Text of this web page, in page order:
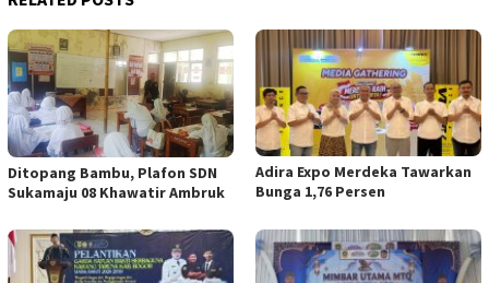
Ditopang Bambu, Plafon SDN
Sukamaju 08 Khawatir Ambruk
Adira Expo Merdeka Tawarkan
Bunga 1,76 Persen